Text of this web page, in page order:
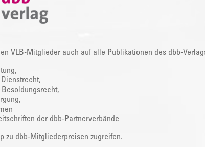
VLB-Mitglieder auch auf alle Publikationen des dbb-
Besoldungsrecht,
der dbb-Partnerverbände
zu dbb-Mitgliederpreisen zugreifen.